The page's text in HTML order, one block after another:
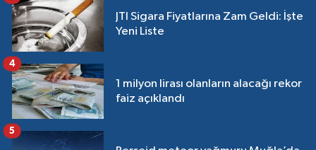
JTI Sigara Fiyatlarına Zam Geldi: İşte
Yeni Liste
1 milyon lirası olanların alacağı rekor
faiz açıklandı
4
5